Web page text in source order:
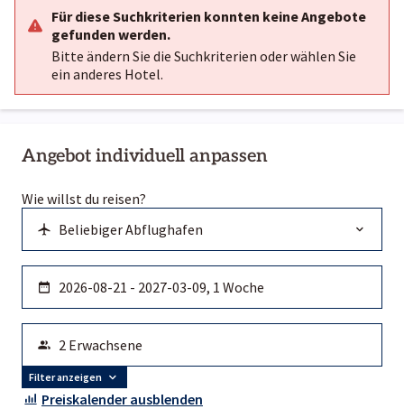
Angebot individuell anpassen
Wie willst du reisen?
Filter anzeigen
Preiskalender ausblenden
Für diese Suchkriterien konnten keine Angebote
gefunden werden.
Bitte ändern Sie die Suchkriterien oder wählen Sie
ein anderes Hotel.